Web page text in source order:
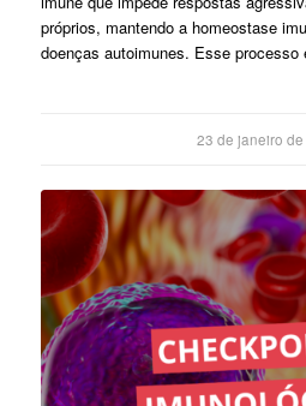
próprios, mantendo a homeostase
doenças autoimunes. Esse
23 de janeiro